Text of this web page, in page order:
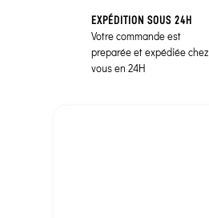
EXPÉDITION SOUS 24H
Votre commande est
preparée et expédiée chez
vous en 24H